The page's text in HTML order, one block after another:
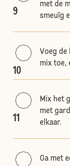
9
met de
smeuïg
10
Voeg de
mix toe,
11
Mix het
met
elkaar.
Ga met